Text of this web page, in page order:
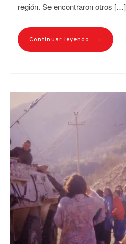
región. Se encontraron otros […]
Continuar leyendo →